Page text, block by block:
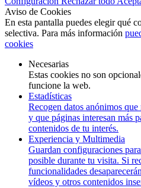
Aviso de Cookies
En esta pantalla puedes elegir qué
selectiva. Para más información
cookies
Necesarias
Estas cookies no son
funcione la web.
Estadísticas
Recogen datos anónimos
y que páginas interesan más
contenidos de tu interés.
Experiencia y Multimedia
Guardan configuraciones
posible durante tu visita. Si
funcionalidades
vídeos y otros contenidos